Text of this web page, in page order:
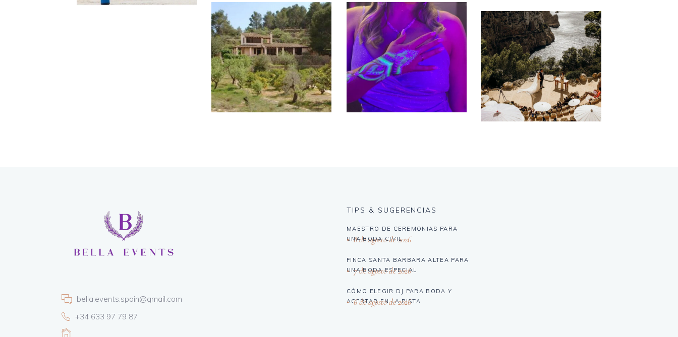
Altea
FINCA SANTA
BÁRBARA
La Diversión
GLOW PARTY
Ibiza
HACIENDA NA
XAMENA
bella.events.spain@gmail.com
+34 633 97 79 87
TIPS & SUGERENCIAS
MAESTRO DE CEREMONIAS PARA
UNA BODA CIVIL
8 de agosto de 2026
FINCA SANTA BARBARA ALTEA PARA
UNA BODA ESPECIAL
7 de agosto de 2026
CÓMO ELEGIR DJ PARA BODA Y
ACERTAR EN LA PISTA
6 de agosto de 2026